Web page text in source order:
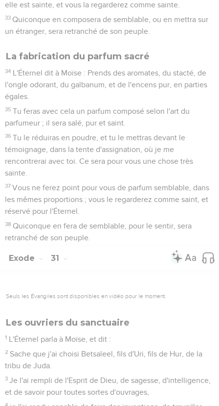
elle est sainte, et vous la regarderez comme sainte.
33 Quiconque en composera de semblable, ou en mettra sur
un étranger, sera retranché de son peuple.
La fabrication du parfum sacré
34 L'Éternel dit à Moïse : Prends des aromates, du stacté, de
l'ongle odorant, du galbanum, et de l'encens pur, en parties
égales.
35 Tu feras avec cela un parfum composé selon l'art du
parfumeur ; il sera salé, pur et saint.
36 Tu le réduiras en poudre, et tu le mettras devant le
témoignage, dans la tente d'assignation, où je me
rencontrerai avec toi. Ce sera pour vous une chose très
sainte.
37 Vous ne ferez point pour vous de parfum semblable, dans
les mêmes proportions ; vous le regarderez comme saint, et
réservé pour l'Éternel.
38 Quiconque en fera de semblable, pour le sentir, sera
retranché de son peuple.
Exode 31
Seuls les Évangiles sont disponibles en vidéo pour le moment.
Les ouvriers du sanctuaire
1 L'Éternel parla à Moïse, et dit :
2 Sache que j'ai choisi Betsaleel, fils d'Uri, fils de Hur, de la
tribu de Juda.
3 Je l'ai rempli de l'Esprit de Dieu, de sagesse, d'intelligence,
et de savoir pour toutes sortes d'ouvrages,
4